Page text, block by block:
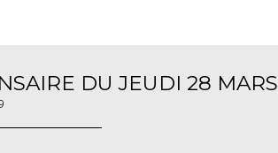
DU JEUDI 28 MARS